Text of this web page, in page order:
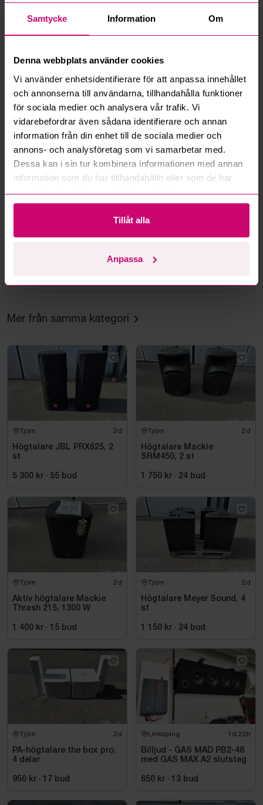
Samtycke Information Om
Denna webbplats använder cookies
Vi använder enhetsidentifierare för att anpassa innehållet
och annonserna till användarna, tillhandahålla funktioner
för sociala medier och analysera vår trafik. Vi
vidarebefordrar även sådana identifierare och annan
information från din enhet till de sociala medier och
annons- och analysföretag som vi samarbetar med.
Dessa kan i sin tur kombinera informationen med annan
information som du har tillhandahållit eller som de har
samlat in när du har använt deras tjänster.
Tillåt alla
Anpassa
4.5
Vanliga frågor och svar
Hur fungerar manuella bud?
Vad är ett reservationspris?
Hur fungerar maxbud?
Hur fungerar budmotorn?
Mer från samma kategori
Tjörn 2d
Högtalare JBL PRX625, 2
st
5 300 kr · 55 bud
Tjörn 2d
Högtalare Mackie
SRM450, 2 st
1 750 kr · 24 bud
Tjörn 2d
Aktiv högtalare Mackie
Thrash 215, 1300 W
1 400 kr · 15 bud
Tjörn 2d
Högtalare Meyer Sound, 4
st
1 150 kr · 24 bud
Tjörn 2d
PA-högtalare the box pro,
4 delar
950 kr · 17 bud
Linköping 1d 22h
Billjud - GAS MAD PB2-48
med GAS MAX A2 slutsteg
650 kr · 13 bud